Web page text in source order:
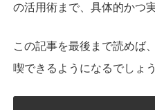
の活用術まで、具体的かつ
この記事を最後まで読めば
喫できるようになるでしょう